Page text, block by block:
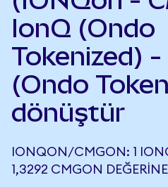
IonQ (Ondo
Tokenized)
(Ondo
dönüştür
IONQON/CMGON: 1
1,3292 CMGON